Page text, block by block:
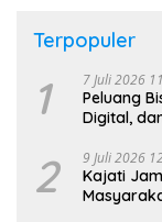
Terpopuler
1 7 Juli 2026
Peluang
Digital,
2 9 Juli 2026
Kajati